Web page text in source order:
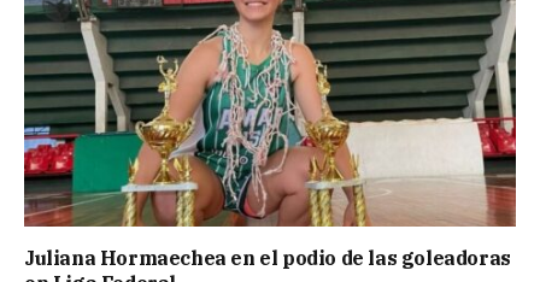
Juliana Hormaechea en el podio de las goleadoras